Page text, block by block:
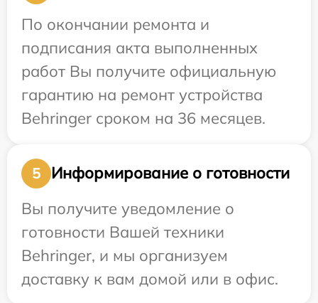
По окончании ремонта и
подписания акта выполненных
работ Вы получите официальную
гарантию на ремонт устройства
Behringer сроком на 36 месяцев.
5
Информирование о готовности
Вы получите уведомление о
готовности Вашей техники
Behringer, и мы организуем
доставку к вам домой или в офис.